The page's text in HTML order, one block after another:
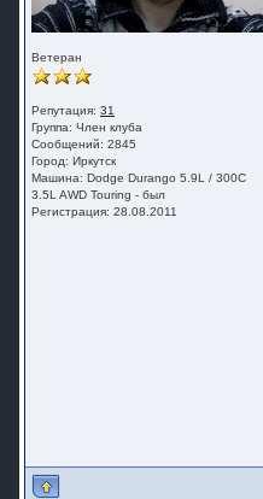
Ветеран
Репутация: 31
Группа: Член клуба
Сообщений: 2845
Город: Иркутск
Машина: Dodge Durango 5.9L / 300C
3.5L AWD Touring - был
Регистрация: 28.08.2011